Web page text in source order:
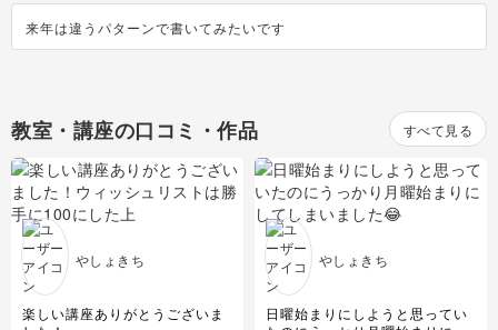
来年は違うパターンで書いてみたいです
教室・講座の口コミ・作品 すべて見る
やしょきち
楽しい講座ありがとうございま
やしょきち
日曜始まりにしようと思ってい